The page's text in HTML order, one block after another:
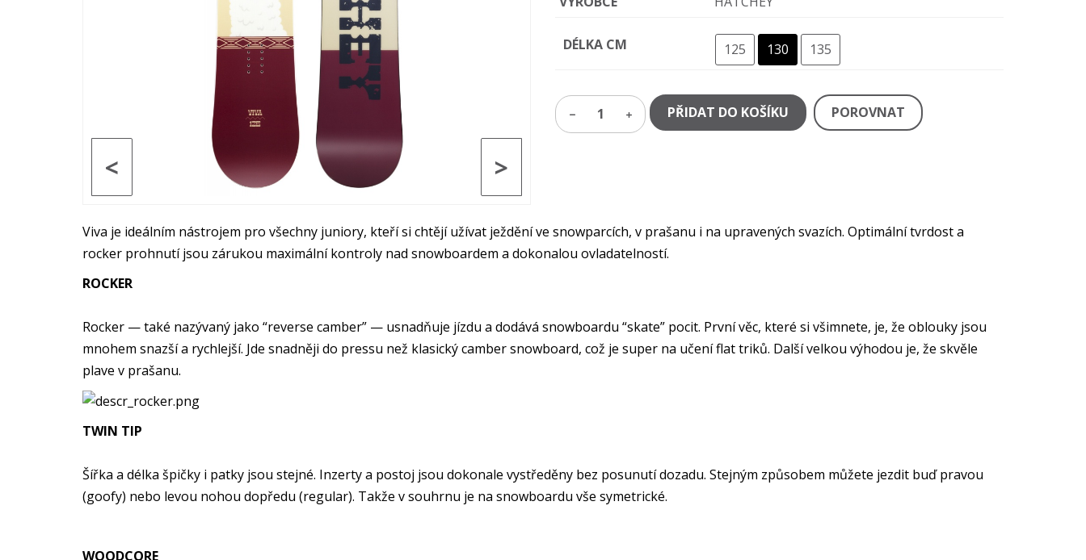
>
<
DÉLKA CM 125 130 135
1 PŘIDAT DO KOŠÍKU POROVNAT
Viva je ideálním nástrojem pro všechny juniory, kteří si chtějí užívat ježdění ve snowparcích, v prašanu i na upravených svazích. Optimální tvrdost a
rocker prohnutí jsou zárukou maximální kontroly nad snowboardem a dokonalou ovladatelností.
ROCKER
Rocker — také nazývaný jako “reverse camber” — usnadňuje jízdu a dodává snowboardu “skate” pocit. První věc, které si všimnete, je, že oblouky jsou
mnohem snazší a rychlejší. Jde snadněji do pressu než klasický camber snowboard, což je super na učení flat triků. Další velkou výhodou je, že skvěle
plave v prašanu.
TWIN TIP
Šířka a délka špičky i patky jsou stejné. Inzerty a postoj jsou dokonale vystředěny bez posunutí dozadu. Stejným způsobem můžete jezdit buď pravou
(goofy) nebo levou nohou dopředu (regular). Takže v souhrnu je na snowboardu vše symetrické.
WOODCORE